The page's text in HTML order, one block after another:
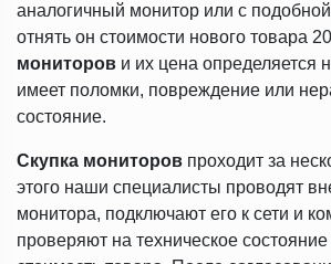
аналогичный монитор или с
отнять он стоимости нового товара
мониторов и их цена определяется
имеет поломки, повреждение или
состояние.
Скупка мониторов проходит за
этого наши специалисты проводят
монитора, подключают его к сети и
проверяют на техническое